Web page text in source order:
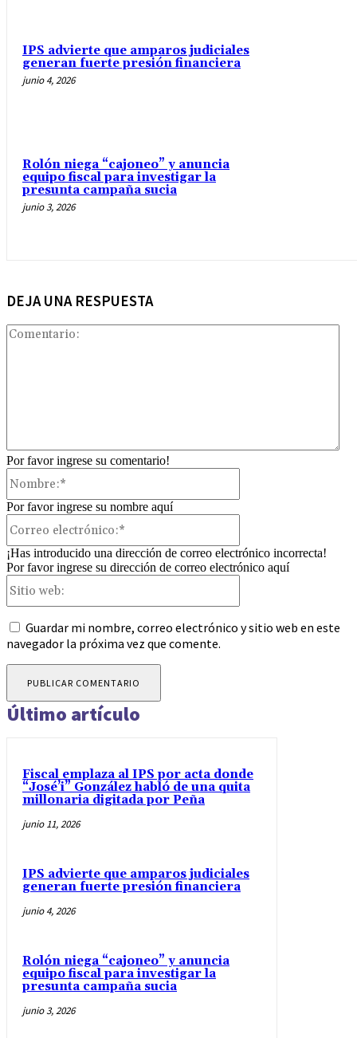
IPS advierte que amparos judiciales
generan fuerte presión financiera
junio 4, 2026
Rolón niega “cajoneo” y anuncia
equipo fiscal para investigar la
presunta campaña sucia
junio 3, 2026
DEJA UNA RESPUESTA
Por favor ingrese su comentario!
Por favor ingrese su nombre aquí
¡Has introducido una dirección de correo electrónico incorrecta!
Por favor ingrese su dirección de correo electrónico aquí
Guardar mi nombre, correo electrónico y sitio web en este
navegador la próxima vez que comente.
Último artículo
Fiscal emplaza al IPS por acta donde
“José’i” González habló de una quita
millonaria digitada por Peña
junio 11, 2026
IPS advierte que amparos judiciales
generan fuerte presión financiera
junio 4, 2026
Rolón niega “cajoneo” y anuncia
equipo fiscal para investigar la
presunta campaña sucia
junio 3, 2026